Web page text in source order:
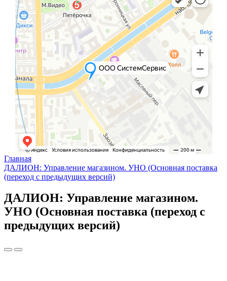
Главная
ДАЛИОН: Управление магазином. УНО (Основная поставка
(переход с предыдущих версий)
ДАЛИОН: Управление магазином.
УНО (Основная поставка (переход с
предыдущих версий)